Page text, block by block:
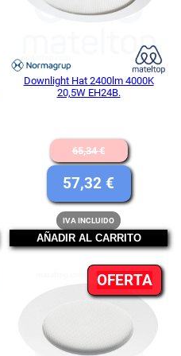
Downlight Hat 2400lm 4000K
20,5W EH24B.
65,34€
El
precio
original
era:
65,34 €.
57,32€
El
precio
actual
es:
57,32 €.
IVA INCLUIDO
AÑADIR AL CARRITO
OFERTA
EN